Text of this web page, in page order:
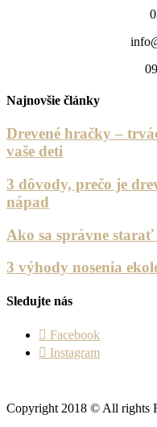
Najnovšie články
Drevené hračky –
vaše deti
3 dôvody, prečo je
nápad
Ako sa správne
3 výhody nosenia
Sledujte nás
Facebook
Instagram
Copyright 2018 © All rights